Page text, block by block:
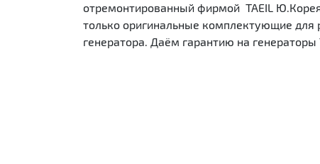
отремонтированный фирмой TAEIL
только оригинальные комплектующие для
генератора. Даём гарантию на генераторы